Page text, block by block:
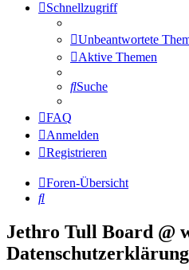
Schnellzugriff
Unbeantwortete
Aktive Themen
Suche
FAQ
Anmelden
Registrieren
Foren-Übersicht
Suche
Jethro Tull Board @
Datenschutzerklärung